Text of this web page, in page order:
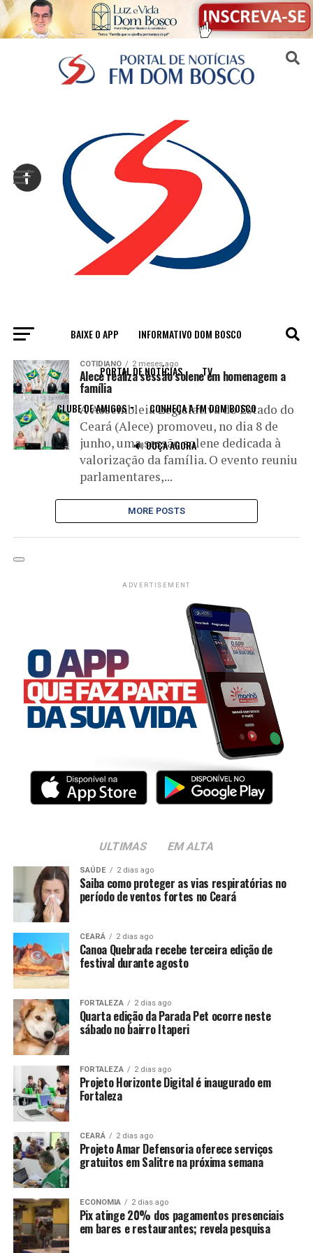
BAIXE O APP INFORMATIVO DOM BOSCO
PORTAL DE NOTÍCIAS TV
CLUBE DE AMIGOS CONHEÇA A FM DOM BOSCO
🔊 OUÇA AGORA
All posts tagged "sessão"
COTIDIANO 2 meses ago
Alece realiza sessão solene em homenagem a
família
A Assembleia Legislativa do Estado do
Ceará (Alece) promoveu, no dia 8 de
junho, uma sessão solene dedicada à
valorização da família. O evento reuniu
parlamentares,...
MORE POSTS
ADVERTISEMENT
ULTIMAS EM ALTA
SAÚDE 2 dias ago
Saiba como proteger as vias respiratórias no
período de ventos fortes no Ceará
CEARÁ 2 dias ago
Canoa Quebrada recebe terceira edição de
festival durante agosto
FORTALEZA 2 dias ago
Quarta edição da Parada Pet ocorre neste
sábado no bairro Itaperi
FORTALEZA 2 dias ago
Projeto Horizonte Digital é inaugurado em
Fortaleza
CEARÁ 2 dias ago
Projeto Amar Defensoria oferece serviços
gratuitos em Salitre na próxima semana
ECONOMIA 2 dias ago
Pix atinge 20% dos pagamentos presenciais
em bares e restaurantes; revela pesquisa
Sair da versão mobile